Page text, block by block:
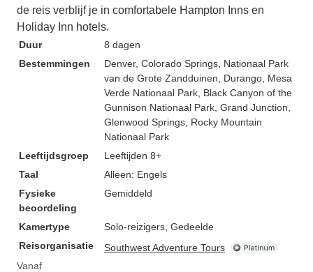
de reis verblijf je in comfortabele Hampton Inns en
Holiday Inn hotels.
Duur
8 dagen
Bestemmingen
Denver, Colorado Springs , Nationaal Park
van de Grote Zandduinen , Durango , Mesa
Verde Nationaal Park , Black Canyon of the
Gunnison Nationaal Park , Grand Junction
Glenwood Springs , Rocky Mountain
Nationaal Park
Leeftijdsgroep
Leeftijden 8+
Taal
Alleen: Engels
Fysieke
beoordeling
Gemiddeld
Kamertype
Solo-reizigers, Gedeelde
Reisorganisatie
Southwest Adventure Tours
Vanaf